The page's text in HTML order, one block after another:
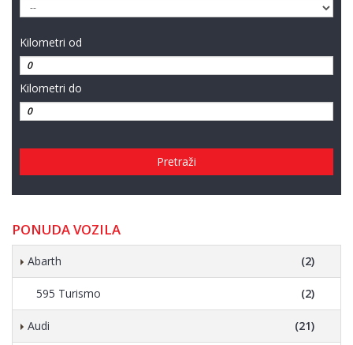
Kilometri od
Kilometri do
Pretraži
PONUDA VOZILA
Abarth (2)
595 Turismo (2)
Audi (21)